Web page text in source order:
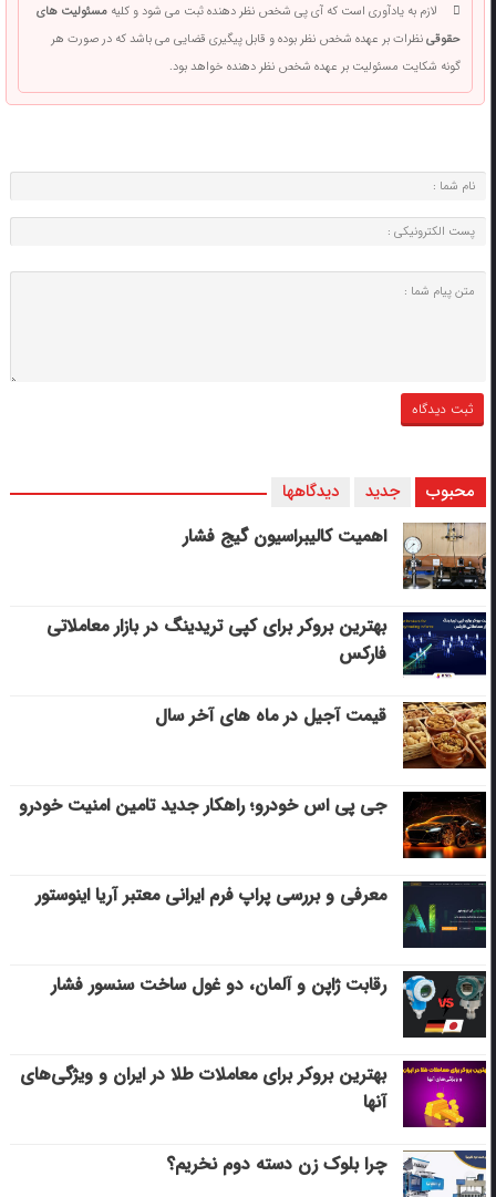
لازم به یادآوری است که آی پی شخص نظر دهنده ثبت می شود و کلیهمسئولیت های
حقوقینظرات بر عهده شخص نظر بوده و قابل پیگیری قضایی می باشد که در صورت هر
گونه شکایت مسئولیت بر عهده شخص نظر دهنده خواهد بود.
محبوب جدید دیدگاهها
اهمیت کالیبراسیون گیج فشار
بهترین بروکر برای کپی‌ تریدینگ در بازار معاملاتی
فارکس
قیمت آجیل در ماه های آخر سال
جی پی اس خودرو؛ راهکار جدید تامین امنیت خودرو
معرفی و بررسی پراپ فرم ایرانی معتبر آریا اینوستور
رقابت ژاپن و آلمان، دو غول ساخت سنسور فشار
بهترین بروکر برای معاملات طلا در ایران و ویژگی‌های
آنها
چرا بلوک زن دسته دوم نخریم؟